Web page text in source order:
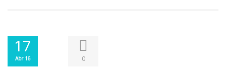
17
Abr 16 0